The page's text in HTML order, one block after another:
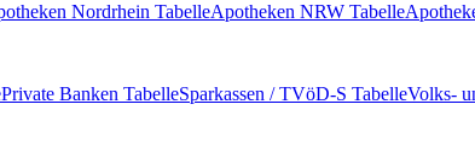
Nordrhein TabelleApotheken NRW Tabelle
Private Banken TabelleSparkassen / TVöD-S TabelleVolks-